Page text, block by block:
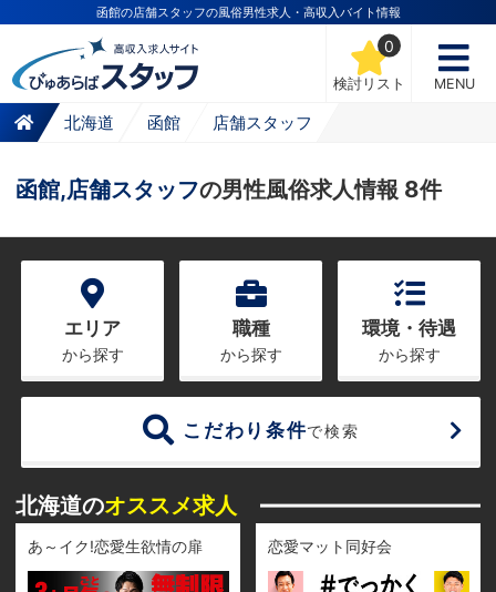
函館の店舗スタッフの風俗男性求人・高収入バイト情報
検討リスト
0
MENU
北海道 函館 店舗スタッフ
函館,店舗スタッフの男性風俗求人情報 8件
エリア
から探す
職種
から探す
環境・待遇
から探す
こだわり条件で検索
北海道のオススメ求人
あ～イク!恋愛生欲情の扉 恋愛マット同好会